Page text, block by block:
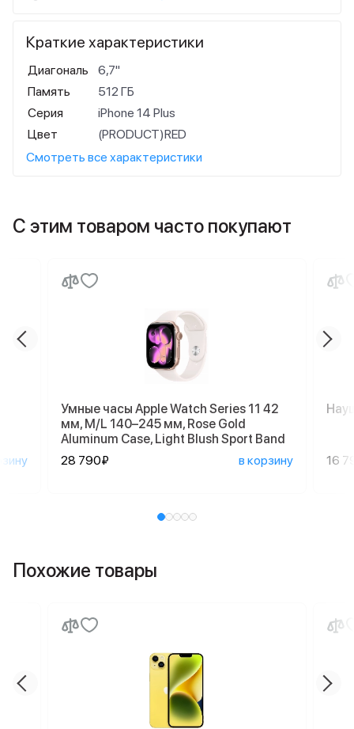
Краткие характеристики
Диагональ
6,7"
Память
512 ГБ
Серия
iPhone 14 Plus
Цвет
(PRODUCT)RED
Смотреть все характеристики
С этим товаром часто покупают
Умные часы Apple Watch Series 11 42
мм, M/L 140–245 мм, Rose Gold
Aluminum Case, Light Blush Sport Band
28 790₽
в корзину 16
Похожие товары